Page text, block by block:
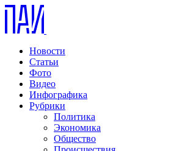
Новости
Статьи
Фото
Видео
Инфографика
Рубрики
Политика
Экономика
Общество